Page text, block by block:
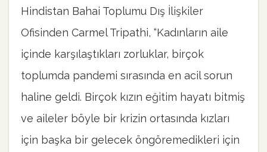
Hindistan Bahai Toplumu Dış İlişkiler
Ofisinden Carmel Tripathi, “Kadınların aile
içinde karşılaştıkları zorluklar, birçok
toplumda pandemi sırasında en acil sorun
haline geldi. Birçok kızın eğitim hayatı bitmiş
ve aileler böyle bir krizin ortasında kızları
için başka bir gelecek öngöremedikleri için